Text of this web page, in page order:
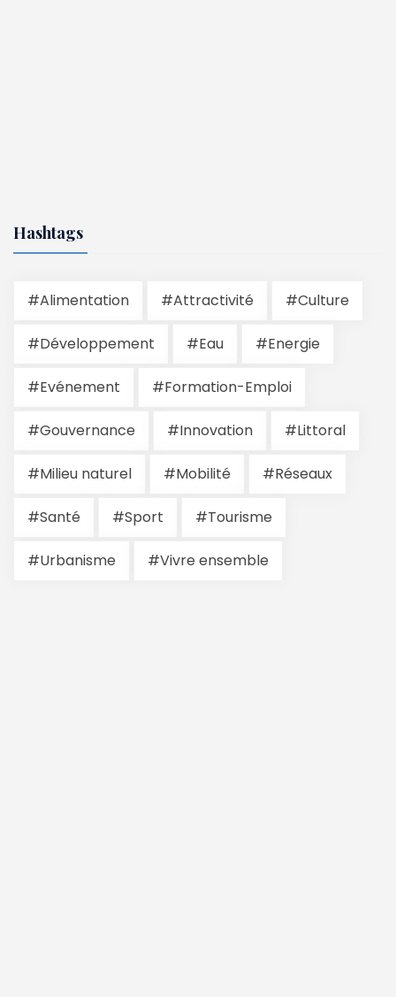
Hashtags
#Alimentation #Attractivité #Culture
#Développement #Eau #Energie
#Evénement #Formation-Emploi
#Gouvernance #Innovation #Littoral
#Milieu naturel #Mobilité #Réseaux
#Santé #Sport #Tourisme
#Urbanisme #Vivre ensemble